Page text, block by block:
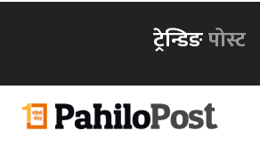
ट्रेन्डिङपोस्ट